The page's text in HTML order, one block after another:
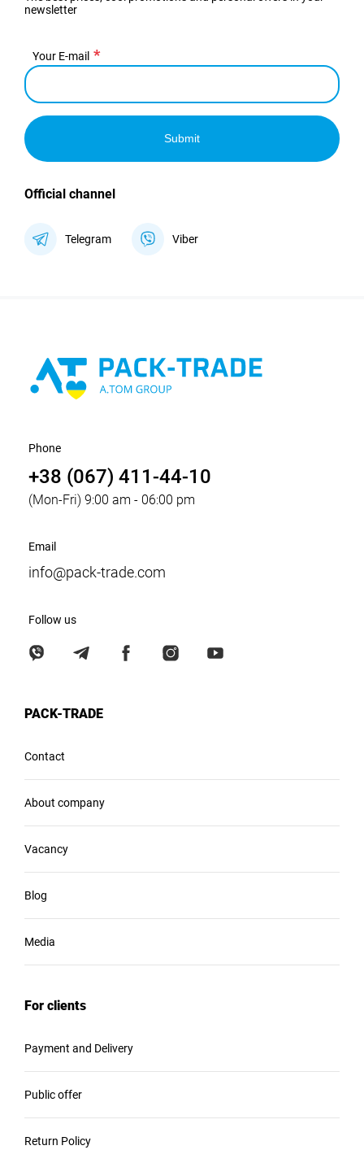
newsletter
Your E-mail
Submit
Official channel
Telegram Viber
Phone
+38 (067) 411-44-10
(Mon-Fri) 9:00 am - 06:00 pm
Email
info@pack-trade.com
Follow us
PACK-TRADE
Contact
About company
Vacancy
Blog
Media
For clients
Payment and Delivery
Public offer
Return Policy